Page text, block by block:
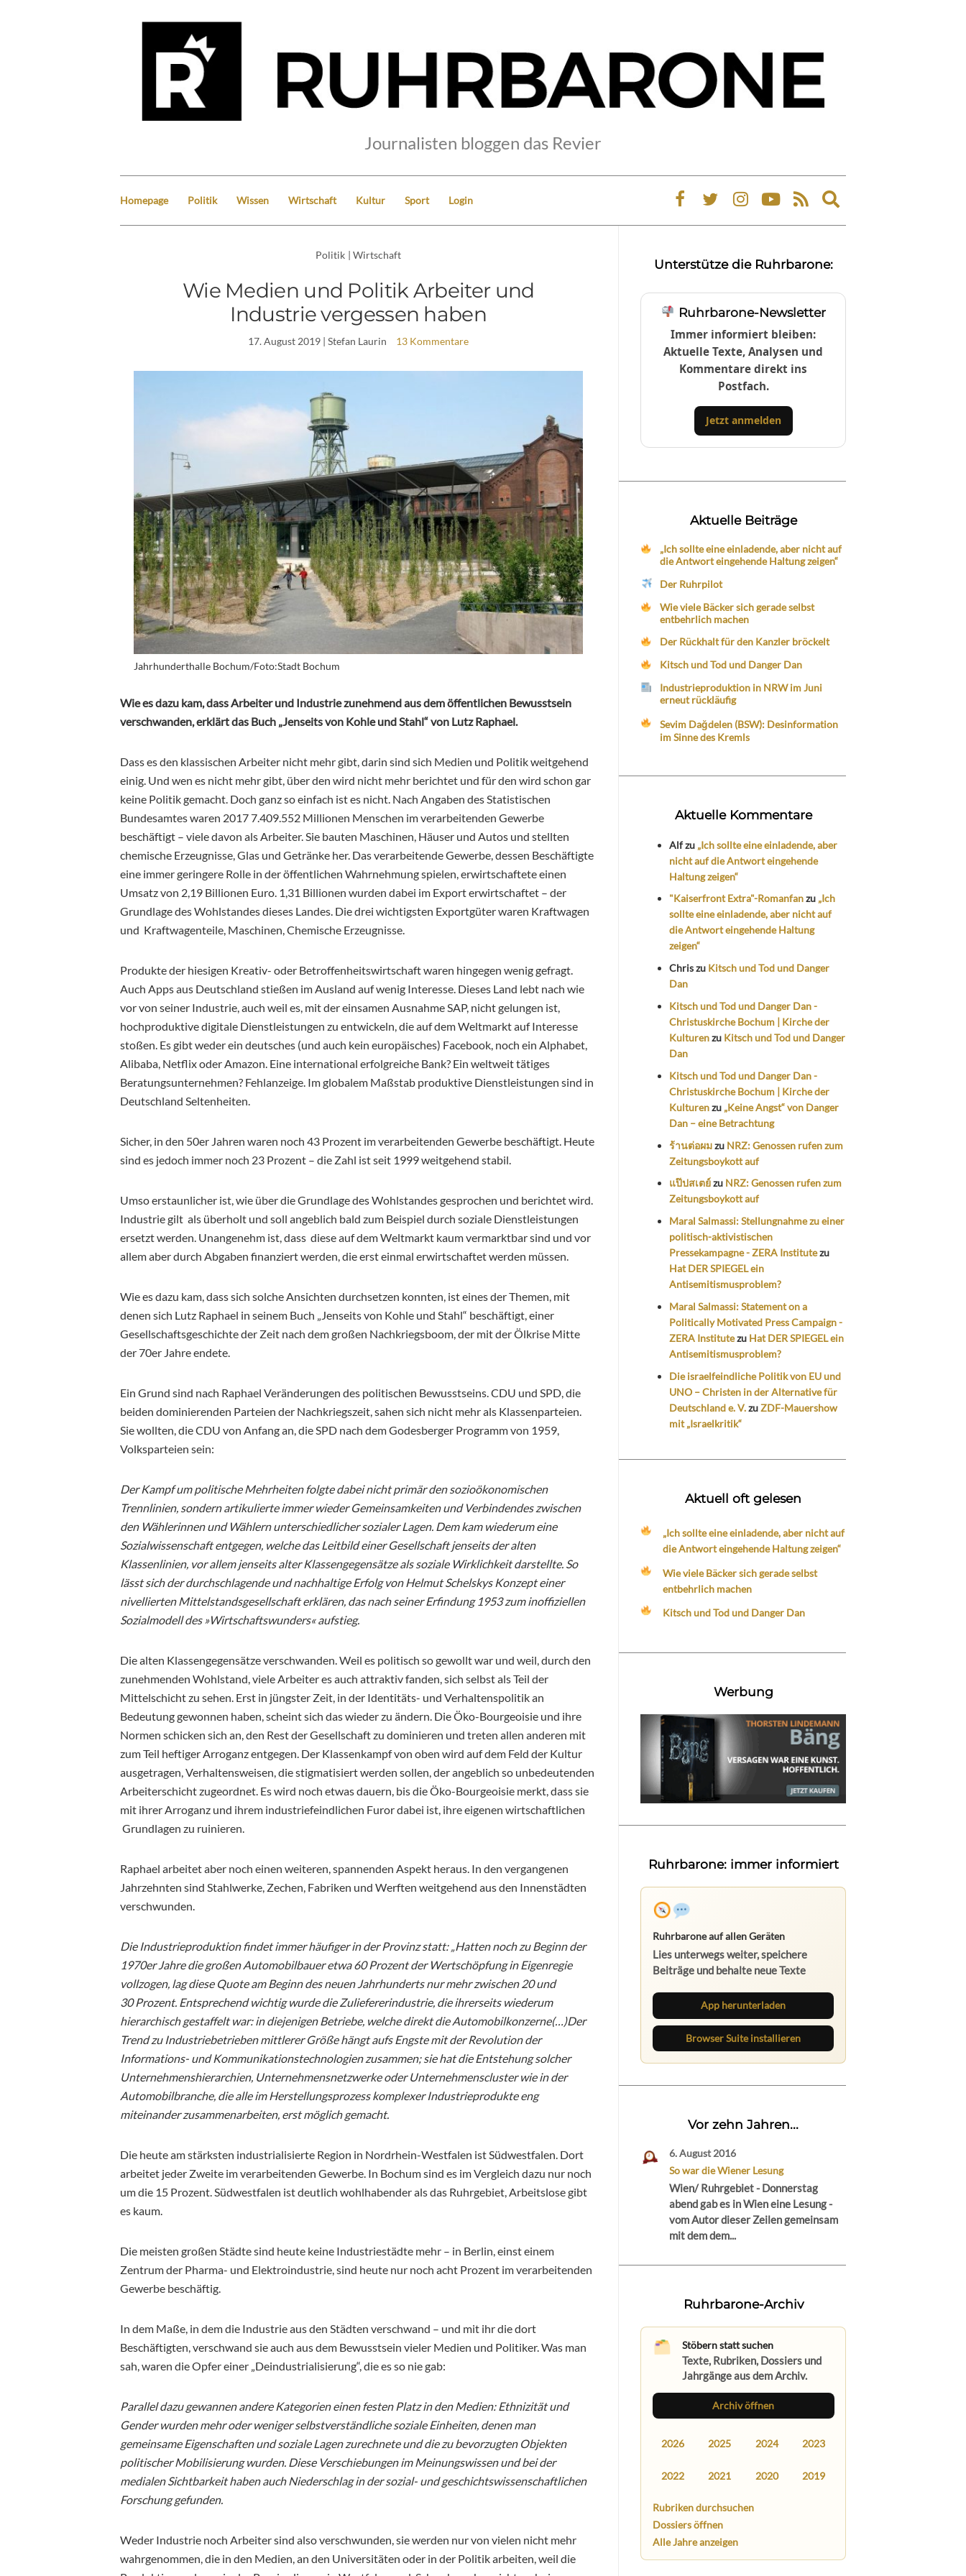
Journalisten bloggen das Revier
Homepage Politik Wissen Wirtschaft Kultur Sport Login
Expand
search
Politik | Wirtschaft
Wie Medien und Politik Arbeiter und
Industrie vergessen haben
17. August 2019 | Stefan Laurin 13 Kommentare
Jahrhunderthalle Bochum/Foto:Stadt Bochum
Wie es dazu kam, dass Arbeiter und Industrie zunehmend aus dem öffentlichen Bewusstsein
verschwanden, erklärt das Buch „Jenseits von Kohle und Stahl“ von Lutz Raphael.
Dass es den klassischen Arbeiter nicht mehr gibt, darin sind sich Medien und Politik weitgehend
einig. Und wen es nicht mehr gibt, über den wird nicht mehr berichtet und für den wird schon gar
keine Politik gemacht. Doch ganz so einfach ist es nicht. Nach Angaben des Statistischen
Bundesamtes waren 2017 7.409.552 Millionen Menschen im verarbeitenden Gewerbe
beschäftigt – viele davon als Arbeiter. Sie bauten Maschinen, Häuser und Autos und stellten
chemische Erzeugnisse, Glas und Getränke her. Das verarbeitende Gewerbe, dessen Beschäftigte
eine immer geringere Rolle in der öffentlichen Wahrnehmung spielen, erwirtschaftete einen
Umsatz von 2,19 Billionen Euro. 1,31 Billionen wurden dabei im Export erwirtschaftet – der
Grundlage des Wohlstandes dieses Landes. Die drei wichtigsten Exportgüter waren Kraftwagen
und Kraftwagenteile, Maschinen, Chemische Erzeugnisse.
Produkte der hiesigen Kreativ- oder Betroffenheitswirtschaft waren hingegen wenig gefragt.
Auch Apps aus Deutschland stießen im Ausland auf wenig Interesse. Dieses Land lebt nach wie
vor von seiner Industrie, auch weil es, mit der einsamen Ausnahme SAP, nicht gelungen ist,
hochproduktive digitale Dienstleistungen zu entwickeln, die auf dem Weltmarkt auf Interesse
stoßen. Es gibt weder ein deutsches (und auch kein europäisches) Facebook, noch ein Alphabet,
Alibaba, Netflix oder Amazon. Eine international erfolgreiche Bank? Ein weltweit tätiges
Beratungsunternehmen? Fehlanzeige. Im globalem Maßstab produktive Dienstleistungen sind in
Deutschland Seltenheiten.
Sicher, in den 50er Jahren waren noch 43 Prozent im verarbeitenden Gewerbe beschäftigt. Heute
sind es jedoch immer noch 23 Prozent – die Zahl ist seit 1999 weitgehend stabil.
Umso erstaunlicher ist, wie über die Grundlage des Wohlstandes gesprochen und berichtet wird.
Industrie gilt als überholt und soll angeblich bald zum Beispiel durch soziale Dienstleistungen
ersetzt werden. Unangenehm ist, dass diese auf dem Weltmarkt kaum vermarktbar sind und vor
allem aber durch Abgaben finanziert werden, die erst einmal erwirtschaftet werden müssen.
Wie es dazu kam, dass sich solche Ansichten durchsetzen konnten, ist eines der Themen, mit
denen sich Lutz Raphael in seinem Buch „Jenseits von Kohle und Stahl“ beschäftigt, einer
Gesellschaftsgeschichte der Zeit nach dem großen Nachkriegsboom, der mit der Ölkrise Mitte
der 70er Jahre endete.
Ein Grund sind nach Raphael Veränderungen des politischen Bewusstseins. CDU und SPD, die
beiden dominierenden Parteien der Nachkriegszeit, sahen sich nicht mehr als Klassenparteien.
Sie wollten, die CDU von Anfang an, die SPD nach dem Godesberger Programm von 1959,
Volksparteien sein:
Der Kampf um politische Mehrheiten folgte dabei nicht primär den sozioökonomischen
Trennlinien, sondern artikulierte immer wieder Gemeinsamkeiten und Verbindendes zwischen
den Wählerinnen und Wählern unterschiedlicher sozialer Lagen. Dem kam wiederum eine
Sozialwissenschaft entgegen, welche das Leitbild einer Gesellschaft jenseits der alten
Klassenlinien, vor allem jenseits alter Klassengegensätze als soziale Wirklichkeit darstellte. So
lässt sich der durchschlagende und nachhaltige Erfolg von Helmut Schelskys Konzept einer
nivellierten Mittelstandsgesellschaft erklären, das nach seiner Erfindung 1953 zum inoffiziellen
Sozialmodell des »Wirtschaftswunders« aufstieg.
Die alten Klassengegensätze verschwanden. Weil es politisch so gewollt war und weil, durch den
zunehmenden Wohlstand, viele Arbeiter es auch attraktiv fanden, sich selbst als Teil der
Mittelschicht zu sehen. Erst in jüngster Zeit, in der Identitäts- und Verhaltenspolitik an
Bedeutung gewonnen haben, scheint sich das wieder zu ändern. Die Öko-Bourgeoisie und ihre
Normen schicken sich an, den Rest der Gesellschaft zu dominieren und treten allen anderen mit
zum Teil heftiger Arroganz entgegen. Der Klassenkampf von oben wird auf dem Feld der Kultur
ausgetragen, Verhaltensweisen, die stigmatisiert werden sollen, der angeblich so unbedeutenden
Arbeiterschicht zugeordnet. Es wird noch etwas dauern, bis die Öko-Bourgeoisie merkt, dass sie
mit ihrer Arroganz und ihrem industriefeindlichen Furor dabei ist, ihre eigenen wirtschaftlichen
Grundlagen zu ruinieren.
Raphael arbeitet aber noch einen weiteren, spannenden Aspekt heraus. In den vergangenen
Jahrzehnten sind Stahlwerke, Zechen, Fabriken und Werften weitgehend aus den Innenstädten
verschwunden.
Die Industrieproduktion findet immer häufiger in der Provinz statt: „Hatten noch zu Beginn der
1970er Jahre die großen Automobilbauer etwa 60 Prozent der Wertschöpfung in Eigenregie
vollzogen, lag diese Quote am Beginn des neuen Jahrhunderts nur mehr zwischen 20 und
30 Prozent. Entsprechend wichtig wurde die Zuliefererindustrie, die ihrerseits wiederum
hierarchisch gestaffelt war: in diejenigen Betriebe, welche direkt die Automobilkonzerne(…)Der
Trend zu Industriebetrieben mittlerer Größe hängt aufs Engste mit der Revolution der
Informations- und Kommunikationstechnologien zusammen; sie hat die Entstehung solcher
Unternehmenshierarchien, Unternehmensnetzwerke oder Unternehmenscluster wie in der
Automobilbranche, die alle im Herstellungsprozess komplexer Industrieprodukte eng
miteinander zusammenarbeiten, erst möglich gemacht.
Die heute am stärksten industrialisierte Region in Nordrhein-Westfalen ist Südwestfalen. Dort
arbeitet jeder Zweite im verarbeitenden Gewerbe. In Bochum sind es im Vergleich dazu nur noch
um die 15 Prozent. Südwestfalen ist deutlich wohlhabender als das Ruhrgebiet, Arbeitslose gibt
es kaum.
Die meisten großen Städte sind heute keine Industriestädte mehr – in Berlin, einst einem
Zentrum der Pharma- und Elektroindustrie, sind heute nur noch acht Prozent im verarbeitenden
Gewerbe beschäftig.
In dem Maße, in dem die Industrie aus den Städten verschwand – und mit ihr die dort
Beschäftigten, verschwand sie auch aus dem Bewusstsein vieler Medien und Politiker. Was man
sah, waren die Opfer einer „Deindustrialisierung“, die es so nie gab:
Parallel dazu gewannen andere Kategorien einen festen Platz in den Medien: Ethnizität und
Gender wurden mehr oder weniger selbstverständliche soziale Einheiten, denen man
gemeinsame Eigenschaften und soziale Lagen zurechnete und die zu bevorzugten Objekten
politischer Mobilisierung wurden. Diese Verschiebungen im Meinungswissen und bei der
medialen Sichtbarkeit haben auch Niederschlag in der sozial- und geschichtswissenschaftlichen
Forschung gefunden.
Weder Industrie noch Arbeiter sind also verschwunden, sie werden nur von vielen nicht mehr
wahrgenommen, die in den Medien, an den Universitäten oder in der Politik arbeiten, weil die
Unterstütze die Ruhrbarone:
Ruhrbarone-Newsletter
Immer informiert bleiben:
Aktuelle Texte, Analysen und
Kommentare direkt ins
Postfach.
Jetzt anmelden
Aktuelle Beiträge
„Ich sollte eine einladende, aber nicht auf
die Antwort eingehende Haltung zeigen“
Der Ruhrpilot
Wie viele Bäcker sich gerade selbst
entbehrlich machen
Der Rückhalt für den Kanzler bröckelt
Kitsch und Tod und Danger Dan
Industrieproduktion in NRW im Juni
erneut rückläufig
Sevim Dağdelen (BSW): Desinformation
im Sinne des Kremls
Aktuelle Kommentare
Alfzu „Ich sollte eine einladende, aber
nicht auf die Antwort eingehende
Haltung zeigen“
"Kaiserfront Extra"-Romanfanzu „Ich
sollte eine einladende, aber nicht auf
die Antwort eingehende Haltung
zeigen“
Chriszu Kitsch und Tod und Danger
Dan
Kitsch und Tod und Danger Dan -
Christuskirche Bochum | Kirche der
Kulturenzu Kitsch und Tod und Danger
Dan
Kitsch und Tod und Danger Dan -
Christuskirche Bochum | Kirche der
Kulturenzu „Keine Angst“ von Danger
Dan – eine Betrachtung
ร้านต่อผมzu NRZ: Genossen rufen zum
Zeitungsboykott auf
แป๊ปสเตย์zu NRZ: Genossen rufen zum
Zeitungsboykott auf
Maral Salmassi: Stellungnahme zu einer
politisch-aktivistischen
Pressekampagne - ZERA Institutezu
Hat DER SPIEGEL ein
Antisemitismusproblem?
Maral Salmassi: Statement on a
Politically Motivated Press Campaign -
ZERA Institutezu Hat DER SPIEGEL ein
Antisemitismusproblem?
Die israelfeindliche Politik von EU und
UNO – Christen in der Alternative für
Deutschland e. V.zuZDF-Mauershow
mit „Israelkritik“
Aktuell oft gelesen
„Ich sollte eine einladende, aber nicht auf
die Antwort eingehende Haltung zeigen“
Wie viele Bäcker sich gerade selbst
entbehrlich machen
Kitsch und Tod und Danger Dan
Werbung
Ruhrbarone: immer informiert
Ruhrbarone auf allen Geräten
Lies unterwegs weiter, speichere
Beiträge und behalte neue Texte
App herunterladen
Browser Suite installieren
Vor zehn Jahren...
6. August 2016
So war die Wiener Lesung
Wien/ Ruhrgebiet - Donnerstag
abend gab es in Wien eine Lesung -
vom Autor dieser Zeilen gemeinsam
mit dem dem...
Ruhrbarone-Archiv
Stöbern statt suchen
Texte, Rubriken, Dossiers und
Jahrgänge aus dem Archiv.
Archiv öffnen
2026 2025 2024 2023
2022 2021 2020 2019
Rubriken durchsuchen
Dossiers öffnen
Alle Jahre anzeigen